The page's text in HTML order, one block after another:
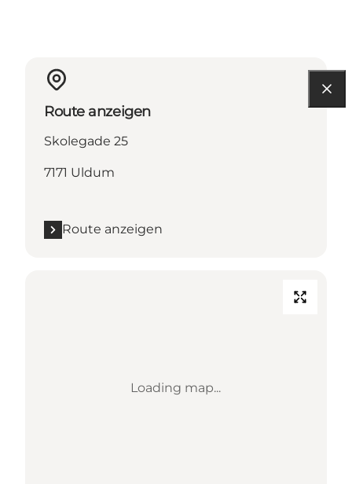
Route anzeigen
Skolegade 25
7171 Uldum
Route anzeigen
Loading map...